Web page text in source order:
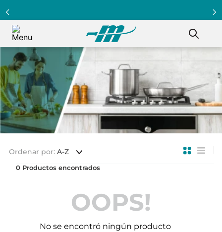
Ordenar por A-Z
0
OOPS!
No se encontró ningún producto